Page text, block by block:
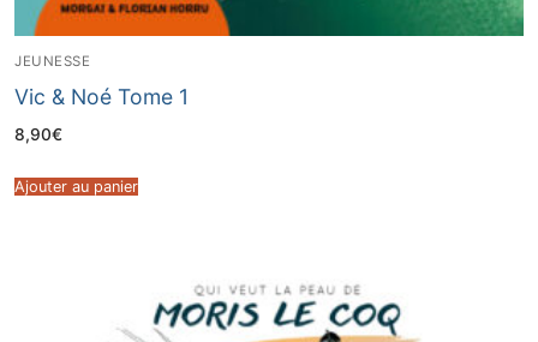
JEUNESSE
Vic & Noé Tome 1
8,90€
Ajouter au panier